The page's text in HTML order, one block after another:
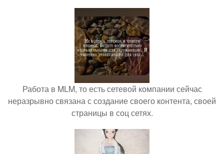
Работа в MLM, то есть сетевой компании сейчас
неразрывно связана с создание своего контента, своей
страницы в соц сетях.